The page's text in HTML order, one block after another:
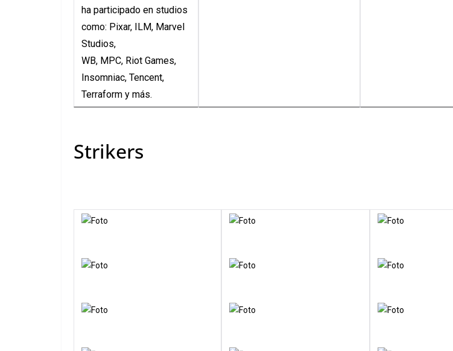
ha participado en studios
como: Pixar, ILM, Marvel
Studios,
​WB, MPC, Riot Games,
Insomniac, Tencent,
Terraform y más.
Strikers